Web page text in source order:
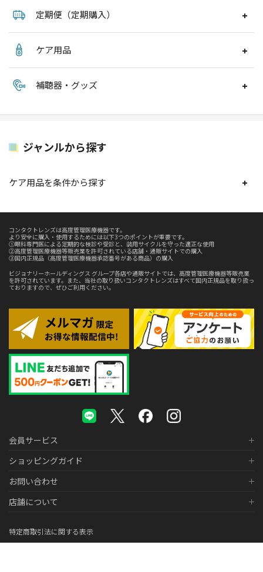
定期便（定期購入）
ケア用品
補聴器・グッズ
ジャンルから探す
ケア用品を条件から探す
コンタクトレンズは高度管理医療機器です。
より安全に購入・使用するためには以下3つのポイントが重要です。
①眼科専門医による定期的な検診や受診と、装用サイクルを守った適正な使用
②高度管理医療機器等販売業を許可されている店舗・通販サイトでの購入
③国内正規品（高度管理医療機器承認番号がある商品）の購入
ビジョナリーホールディングス グループ各店や通販サイトでは、高度管理医療機器等販売業
を許可されています。また、当社の取り扱いコンタクトレンズはすべて国内正規品を取り扱っ
ておりますので、ぜひご利用ください。
会員サービス
ショッピングガイド
お問い合わせ
店舗について
特定商取引法に関する表示